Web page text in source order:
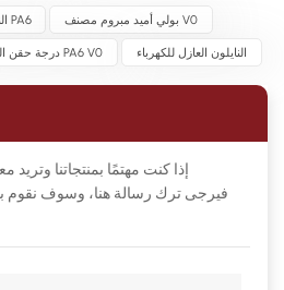
النايلون المبروم PA6 بولي أميد مبروم مصنف V0
درجة حقن القالب PA6 V0 النايلون العازل للكهرباء
إذا كنت مهتمًا بمنتجاتنا وتريد
فيرجى ترك رسالة هنا، وسوف نقوم